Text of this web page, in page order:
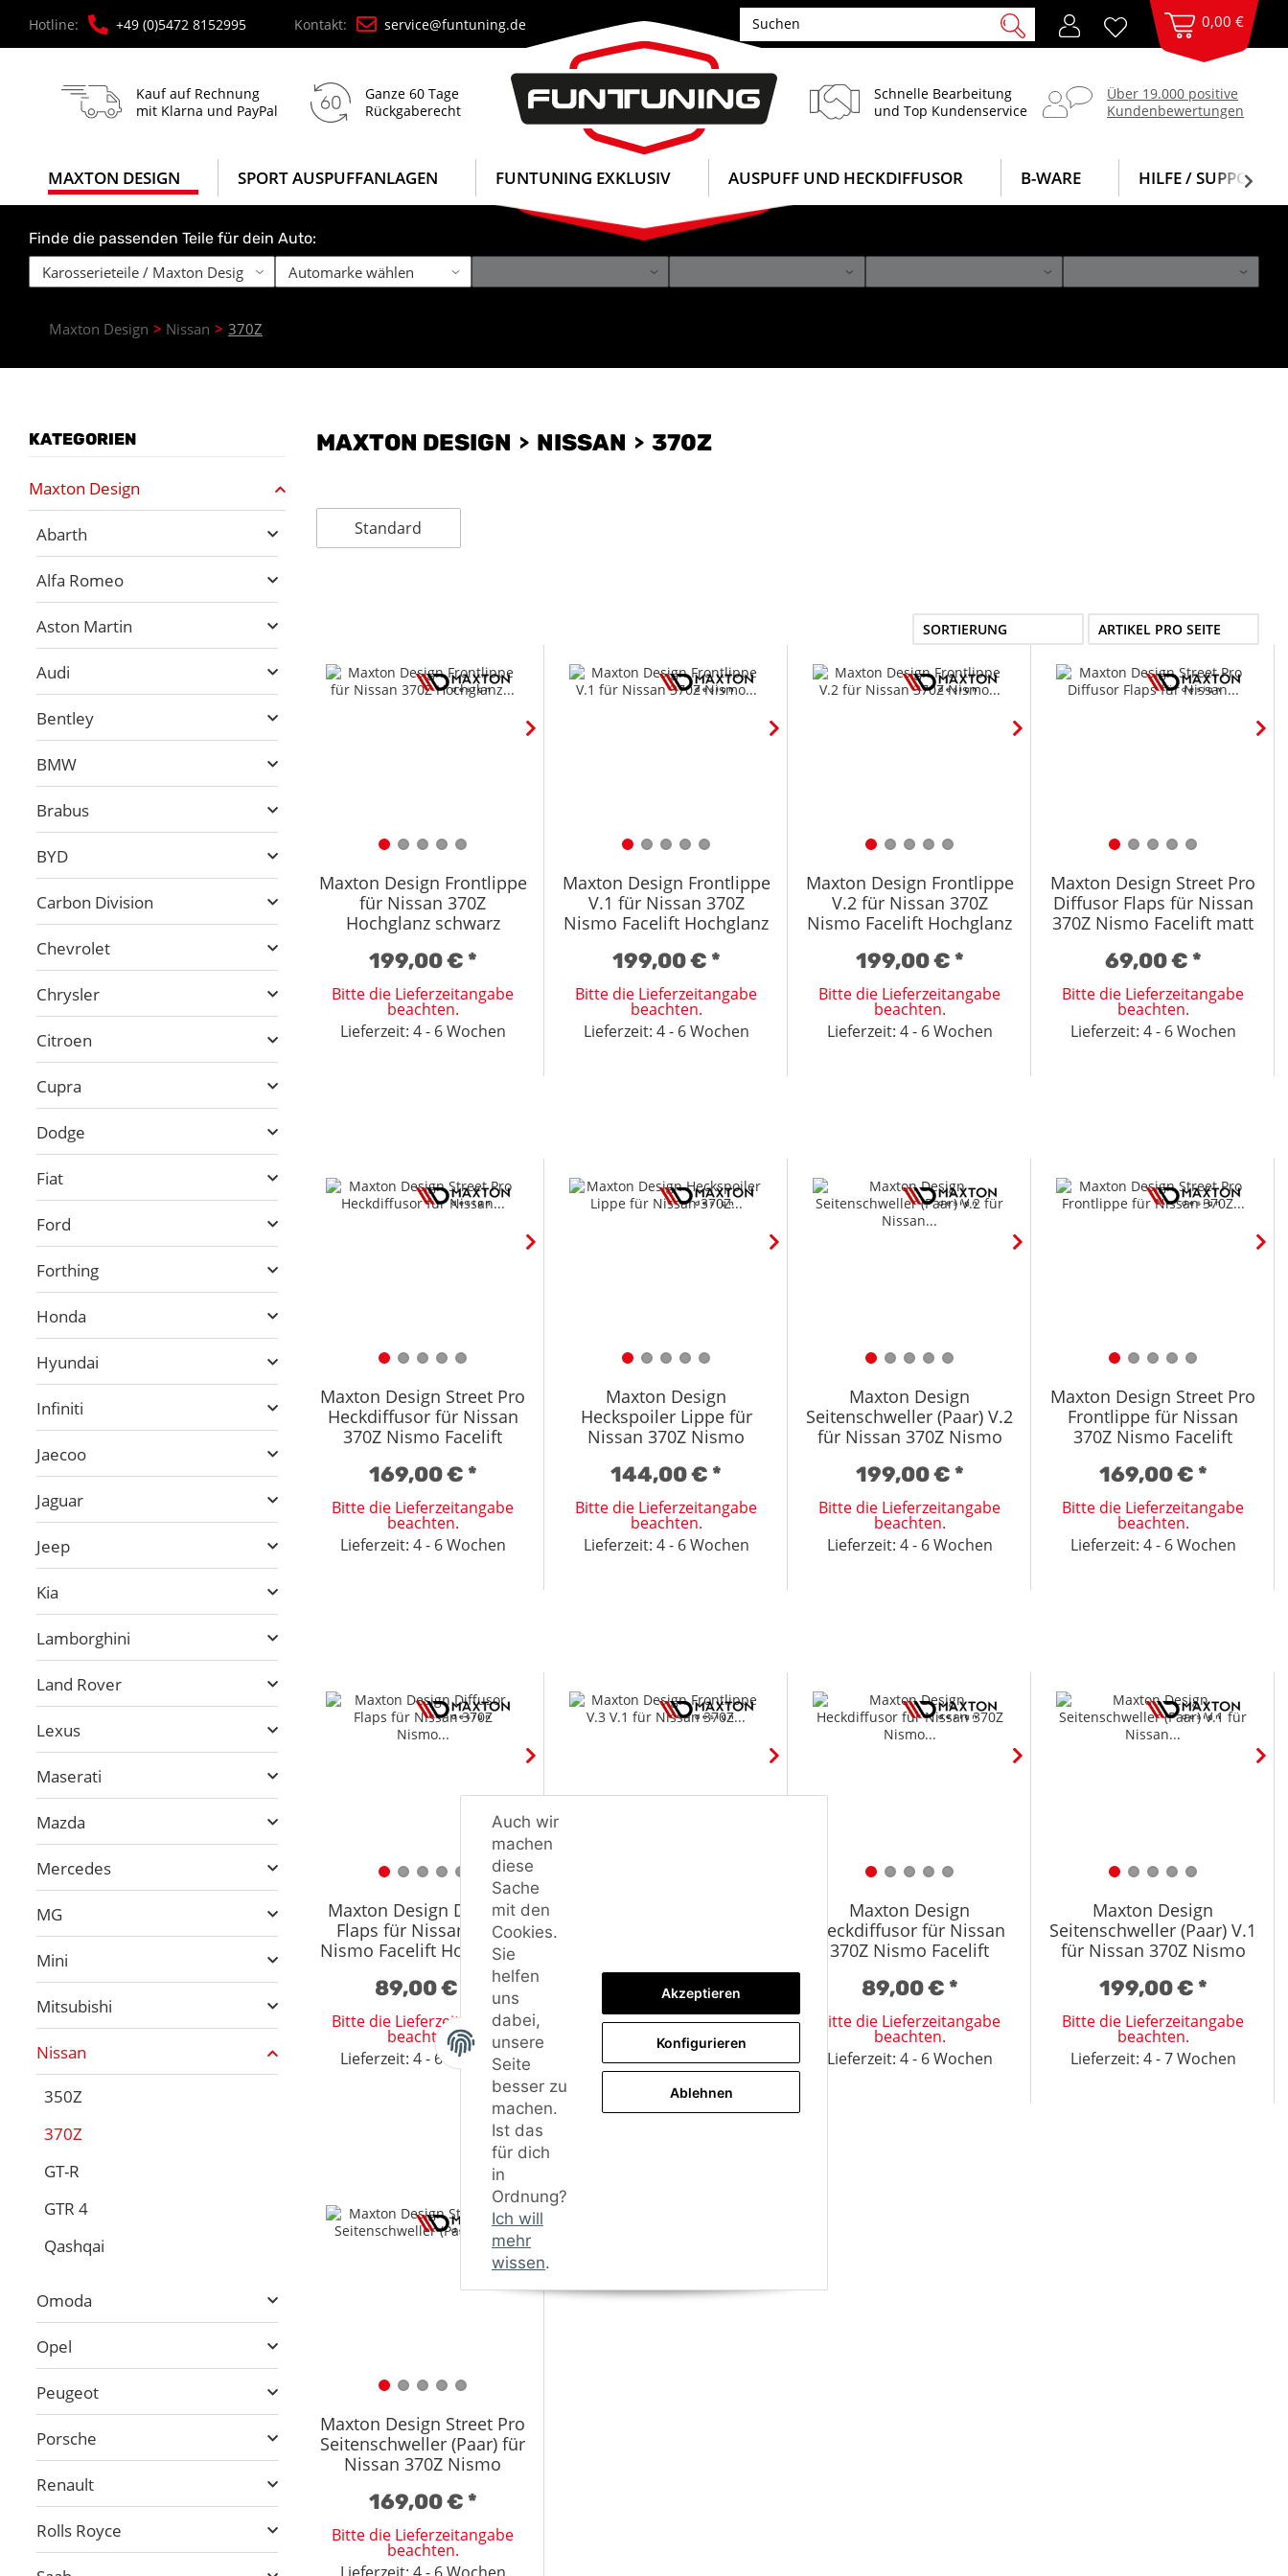
Hotline: +49 (0)5472 8152995 Kontakt: service@funtuning.de 0,00 €
Kauf auf Rechnung
mit Klarna und PayPal
Ganze 60 Tage
Rückgaberecht
Schnelle Bearbeitung
und Top Kundenservice
Über 19.000 positive
Kundenbewertungen
MAXTON DESIGN SPORT AUSPUFFANLAGEN FUNTUNING EXKLUSIV AUSPUFF UND HECKDIFFUSOR B-WARE HILFE / SUPPORT
Finde die passenden Teile für dein Auto:
Maxton Design Nissan 370Z
MAXTON DESIGN NISSAN 370Z
Standard
SORTIERUNG ARTIKEL PRO SEITE
Maxton Design Frontlippe
für Nissan 370Z
Hochglanz schwarz
199,00 €*
Bitte die Lieferzeitangabe
beachten.
Lieferzeit: 4 - 6 Wochen
Maxton Design Frontlippe
V.1 für Nissan 370Z
Nismo Facelift Hochglanz
199,00 €*
Bitte die Lieferzeitangabe
beachten.
Lieferzeit: 4 - 6 Wochen
Maxton Design Frontlippe
V.2 für Nissan 370Z
Nismo Facelift Hochglanz
199,00 €*
Bitte die Lieferzeitangabe
beachten.
Lieferzeit: 4 - 6 Wochen
Maxton Design Street Pro
Diffusor Flaps für Nissan
370Z Nismo Facelift matt
69,00 €*
Bitte die Lieferzeitangabe
beachten.
Lieferzeit: 4 - 6 Wochen
Maxton Design Street Pro
Heckdiffusor für Nissan
370Z Nismo Facelift
169,00 €*
Bitte die Lieferzeitangabe
beachten.
Lieferzeit: 4 - 6 Wochen
Maxton Design
Heckspoiler Lippe für
Nissan 370Z Nismo
schwarz
144,00 €*
Bitte die Lieferzeitangabe
beachten.
Lieferzeit: 4 - 6 Wochen
Maxton Design
Seitenschweller (Paar) V.2
für Nissan 370Z Nismo
schwarz
199,00 €*
Bitte die Lieferzeitangabe
beachten.
Lieferzeit: 4 - 6 Wochen
Maxton Design Street Pro
Frontlippe für Nissan
370Z Nismo Facelift
169,00 €*
Bitte die Lieferzeitangabe
beachten.
Lieferzeit: 4 - 6 Wochen
Maxton Design Diffusor
Flaps für Nissan 370Z
Nismo Facelift Hochglanz
89,00 €
Bitte die Lieferzeitangabe
beachten.
Lieferzeit: 4 - 6 Wochen
schwarz
199,00 €*
Bitte die Lieferzeitangabe
beachten.
Lieferzeit: 4 - 6 Wochen
Maxton Design
Heckdiffusor für Nissan
370Z Nismo Facelift
89,00 €*
Bitte die Lieferzeitangabe
beachten.
Lieferzeit: 4 - 6 Wochen
Maxton Design
Seitenschweller (Paar) V.1
für Nissan 370Z Nismo
schwarz
199,00 €*
Bitte die Lieferzeitangabe
beachten.
Lieferzeit: 4 - 7 Wochen
Maxton Design Street Pro
Seitenschweller (Paar) für
Nissan 370Z Nismo
169,00 €*
Bitte die Lieferzeitangabe
beachten.
Lieferzeit: 4 - 6 Wochen
KATEGORIEN
Maxton Design
Abarth
Alfa Romeo
Aston Martin
Audi
Bentley
BMW
Brabus
BYD
Carbon Division
Chevrolet
Chrysler
Citroen
Cupra
Dodge
Fiat
Ford
Forthing
Honda
Hyundai
Infiniti
Jaecoo
Jaguar
Jeep
Kia
Lamborghini
Land Rover
Lexus
Maserati
Mazda
Mercedes
MG
Mini
Mitsubishi
Nissan
350Z
370Z
GT-R
GTR 4
Qashqai
Omoda
Opel
Peugeot
Porsche
Renault
Rolls Royce
Auch wir
machen
diese
Sache
mit den
Cookies.
Sie
helfen
uns
dabei,
unsere
Seite
besser zu
machen.
Ist das
für dich
in
Ordnung?
Ich will
mehr
wissen.
Akzeptieren
Konfigurieren
Ablehnen